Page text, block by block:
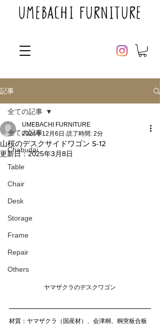
記事
全ての記事
Chabudai
Table
Chair
Desk
Storage
Frame
Repair
Others
全ての記事
山桜のデスクサイドワゴン S-12
UMEBACHI FURNITURE
2024年12月6日 読了時間: 2分
更新日：2025年3月8日
ヤマザクラのデスクワゴン
材質：ヤマザクラ（国産材）、会津桐、桐突板合板